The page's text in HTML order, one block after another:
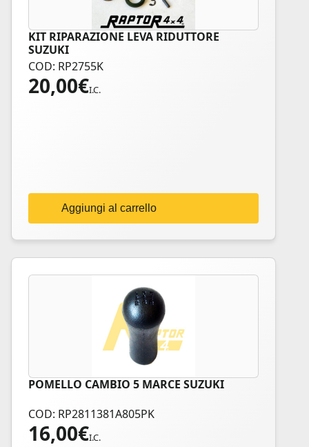
KIT RIPARAZIONE LEVA RIDUTTORE
SUZUKI
COD: RP2755K
20,00€I.C.
Aggiungi al carrello
POMELLO CAMBIO 5 MARCE SUZUKI
COD: RP2811381A805PK
16,00€I.C.